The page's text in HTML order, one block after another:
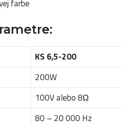
farbe
KS 6,5-200
200W
100V alebo 8Ω
80 – 20 000 Hz